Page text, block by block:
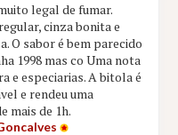
legal de fumar.
cinza bonita e
O sabor é bem parecido
1998 mas co Uma nota
e especiarias. A bitola é
e rendeu uma
mais de 1h.